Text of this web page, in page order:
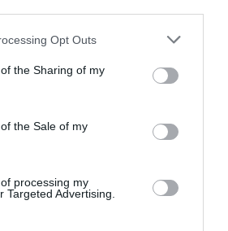
app uses one or more Google
or usage behaviour. You may click to
to Google and its third-party tags to
specified purposes in below Google
Opt Outs
the Sharing of my
the Sale of my
processing my
Targeted Advertising.